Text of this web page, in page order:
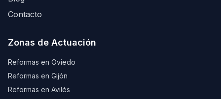
Contacto
Zonas de Actuación
Reformas en Oviedo
Reformas en Gijón
Reformas en Avilés